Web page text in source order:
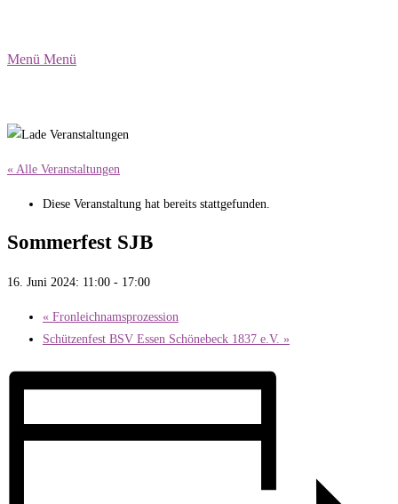
Menü Menü
« Alle Veranstaltungen
Diese Veranstaltung hat bereits stattgefunden.
Sommerfest SJB
16. Juni 2024: 11:00 - 17:00
« Fronleichnamsprozession
Schützenfest BSV Essen Schönebeck 1837 e.V. »